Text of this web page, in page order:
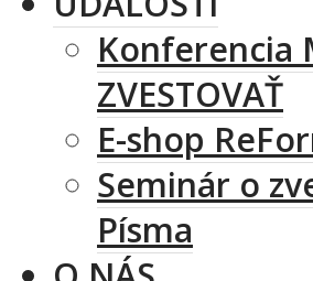
Konferencia
ZVESTOVAŤ
E-shop
Seminár o
Písma